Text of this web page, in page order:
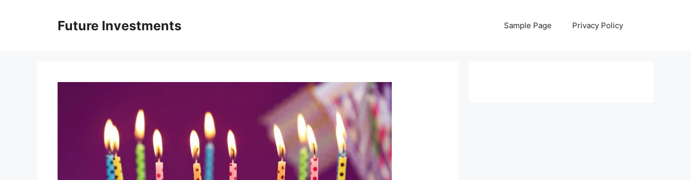
Future Investments Sample Page Privacy Policy